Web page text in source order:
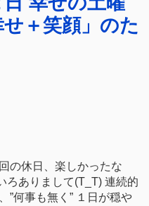
＋笑顔」のた
の休日、楽しかったな
ありまして(T_T) 連続的
”何事も無く” １日が穏や